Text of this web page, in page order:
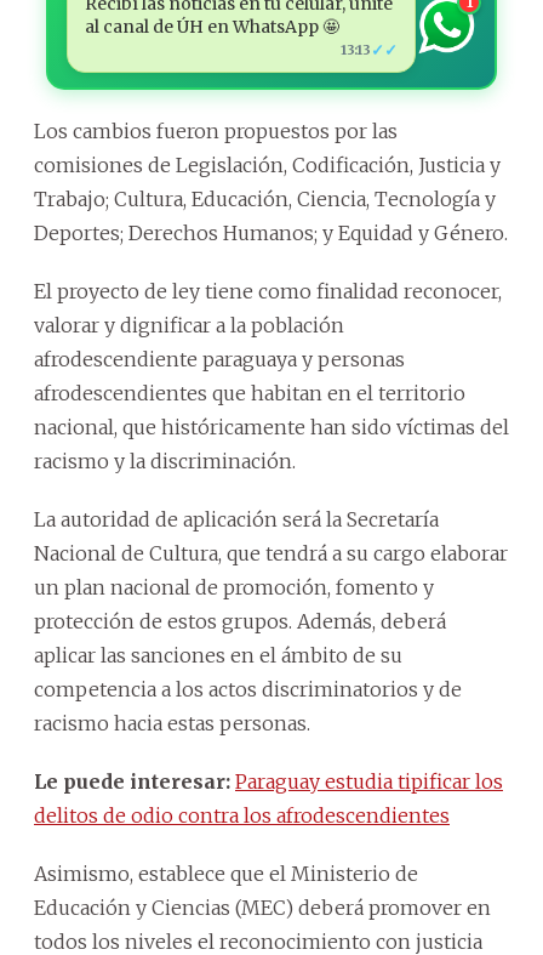
al canal de ÚH en WhatsApp 🤩
13:13 ✓✓
Los cambios fueron propuestos por las
comisiones de Legislación, Codificación, Justicia y
Trabajo; Cultura, Educación, Ciencia, Tecnología y
Deportes; Derechos Humanos; y Equidad y Género.
El proyecto de ley tiene como finalidad reconocer,
valorar y dignificar a la población
afrodescendiente paraguaya y personas
afrodescendientes que habitan en el territorio
nacional, que históricamente han sido víctimas del
racismo y la discriminación.
La autoridad de aplicación será la Secretaría
Nacional de Cultura, que tendrá a su cargo elaborar
un plan nacional de promoción, fomento y
protección de estos grupos. Además, deberá
aplicar las sanciones en el ámbito de su
competencia a los actos discriminatorios y de
racismo hacia estas personas.
Le puede interesar: Paraguay estudia tipificar los
delitos de odio contra los afrodescendientes
Asimismo, establece que el Ministerio de
Educación y Ciencias (MEC) deberá promover en
todos los niveles el reconocimiento con justicia